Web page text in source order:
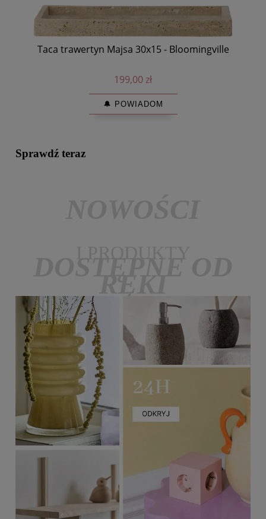
Taca trawertyn Majsa 30x15 - Bloomingville
199,00 zł
🔔 POWIADOM
Sprawdź teraz